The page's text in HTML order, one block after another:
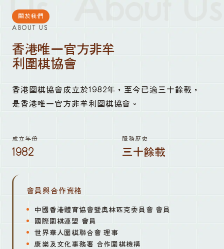
關於我們
ABOUT US
香港唯一官方非牟
利圍棋協會
香港圍棋協會成立於1982年，至今已逾三十餘載，
是香港唯一官方非牟利圍棋協會。
成立年份
1982
服務歷史
三十餘載
會員與合作資格
中國香港體育協會暨奧林匹克委員會 會員
國際圍棋連盟 會員
世界華人圍棋聯合會 理事
康樂及文化事務署 合作圍棋機構